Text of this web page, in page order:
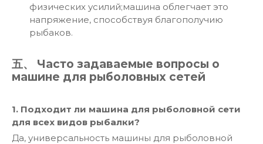
физических усилий;машина облегчает это
напряжение, способствуя благополучию
рыбаков.
五、 Часто задаваемые вопросы о
машине для рыболовных сетей
1. Подходит ли машина для рыболовной сети
для всех видов рыбалки?
Да, универсальность машины для рыболовной